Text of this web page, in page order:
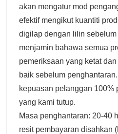
akan mengatur mod
efektif mengikut kuantiti
digilap dengan lilin
menjamin bahawa semua
pemeriksaan yang ketat
baik sebelum
kepuasan pelanggan 100%
yang kami tutup.
Masa penghantaran: 20-40
resit pembayaran disahkan